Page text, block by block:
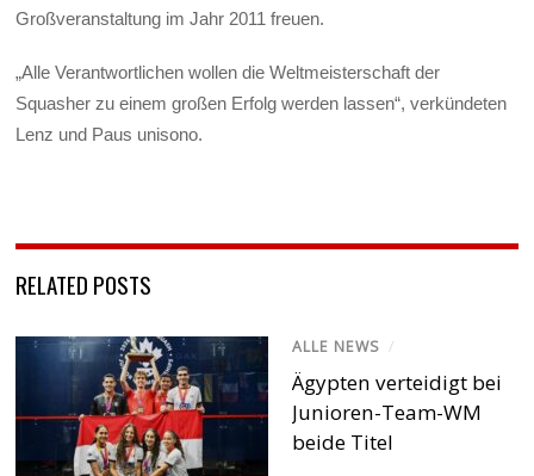
Großveranstaltung im Jahr 2011 freuen.
„Alle Verantwortlichen wollen die Weltmeisterschaft der
Squasher zu einem großen Erfolg werden lassen“, verkündeten
Lenz und Paus unisono.
RELATED POSTS
ALLE NEWS /
Ägypten verteidigt bei
Junioren-Team-WM
beide Titel